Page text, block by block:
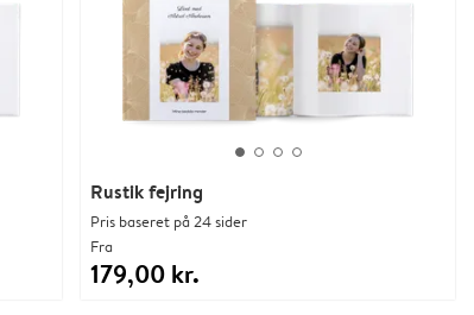
Rustik fejring
Pris baseret på 24 sider
Fra
179,00 kr.